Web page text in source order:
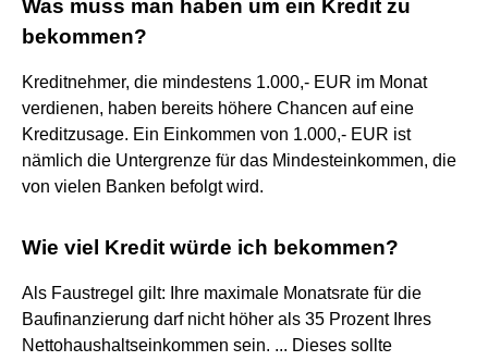
Was muss man haben um ein Kredit zu
bekommen?
Kreditnehmer, die mindestens 1.000,- EUR im Monat
verdienen, haben bereits höhere Chancen auf eine
Kreditzusage. Ein Einkommen von 1.000,- EUR ist
nämlich die Untergrenze für das Mindesteinkommen, die
von vielen Banken befolgt wird.
Wie viel Kredit würde ich bekommen?
Als Faustregel gilt: Ihre maximale Monatsrate für die
Baufinanzierung darf nicht höher als 35 Prozent Ihres
Nettohaushaltseinkommen sein. ... Dieses sollte